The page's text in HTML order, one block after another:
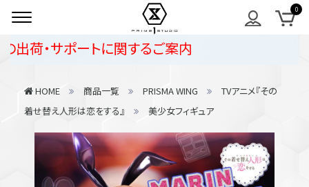
サポートに関するご案内
HOME 商品一覧 PRISMA WING
TVアニメ『その
着せ替え人形は恋をする』
美少女フィギュア